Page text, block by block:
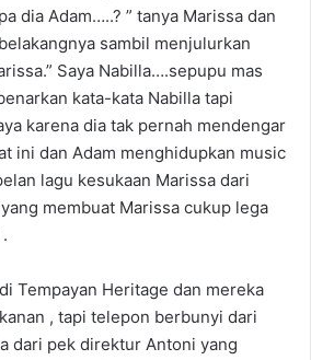
dia Adam…..? ” tanya Marissa dan
sambil menjulurkan
Saya Nabilla….sepupu mas
kata-kata Nabilla tapi
karena dia tak pernah mendengar
ini dan Adam menghidupkan music
lagu kesukaan Marissa dari
membuat Marissa cukup lega
Tempayan Heritage dan mereka
, tapi telepon berbunyi dari
dari pek direktur Antoni yang